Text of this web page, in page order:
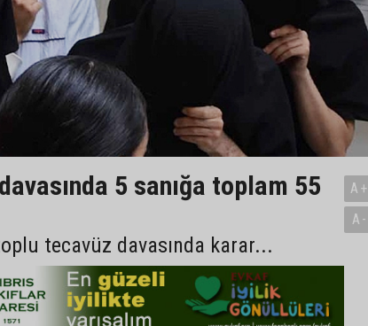
5 sanığa toplam 55
tecavüz davasında karar...
A+
A-